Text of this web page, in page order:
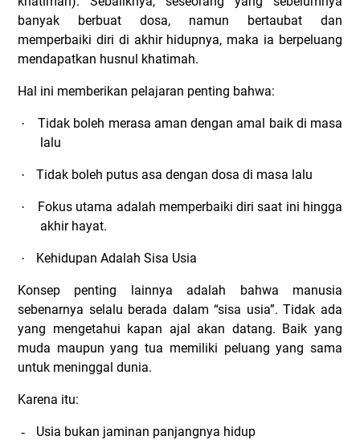
banyak berbuat dosa, namun bertaubat dan
memperbaiki diri di akhir hidupnya, maka ia berpeluang
mendapatkan husnul khatimah.
Hal ini memberikan pelajaran penting bahwa:
·
Tidak boleh merasa aman dengan amal baik di masa
lalu
· Tidak boleh putus asa dengan dosa di masa lalu
·
Fokus utama adalah memperbaiki diri saat ini hingga
akhir hayat.
· Kehidupan Adalah Sisa Usia
Konsep penting lainnya adalah bahwa manusia
sebenarnya selalu berada dalam “sisa usia”. Tidak ada
yang mengetahui kapan ajal akan datang. Baik yang
muda maupun yang tua memiliki peluang yang sama
untuk meninggal dunia.
Karena itu:
- Usia bukan jaminan panjangnya hidup